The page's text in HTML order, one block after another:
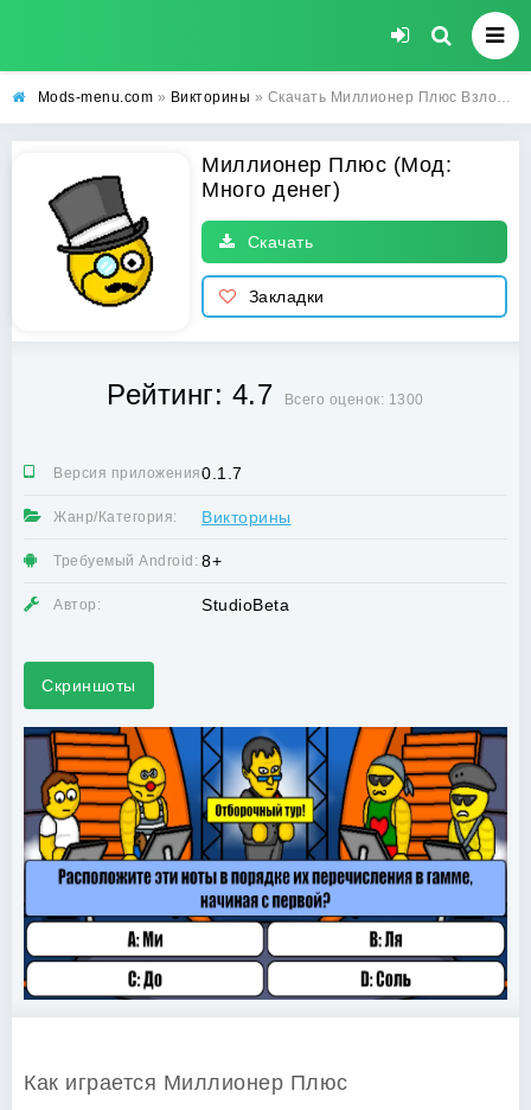
Mods-menu.com » Викторины » Скачать Миллионер Плюс Взлом (Много денег) на Андроид бесплатно
Миллионер Плюс (Мод:
Много денег)
Скачать
Закладки
Рейтинг: 4.7 Всего оценок: 1300
Версия приложения:0.1.7
Жанр/Категория: Викторины
Требуемый Android: 8+
Автор: StudioBeta
Скриншоты
Как играется Миллионер Плюс